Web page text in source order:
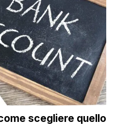
scegliere quello